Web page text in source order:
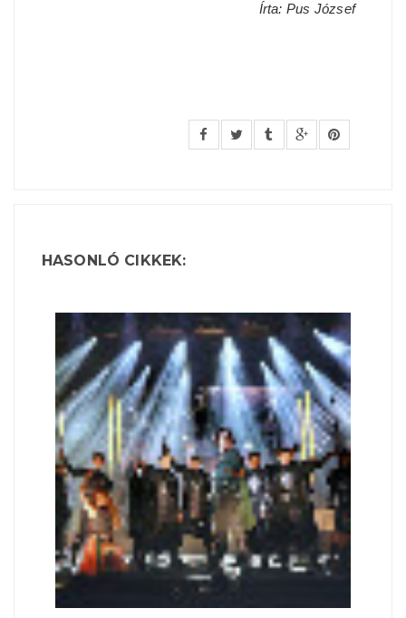
Írta: Pus József
HASONLÓ CIKKEK: